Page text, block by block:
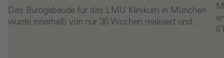
Das Bürogebäude für das LMU Klinikum in München
wurde innerhalb von nur 36 Wochen realisiert und…